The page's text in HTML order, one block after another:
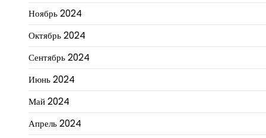
Ноябрь 2024
Октябрь 2024
Сентябрь 2024
Июнь 2024
Май 2024
Апрель 2024